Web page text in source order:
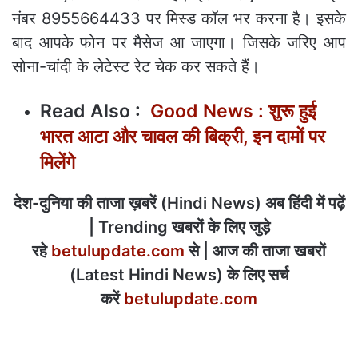
नंबर 8955664433 पर मिस्ड कॉल भर करना है। इसके
बाद आपके फोन पर मैसेज आ जाएगा। जिसके जरिए आप
सोना-चांदी के लेटेस्ट रेट चेक कर सकते हैं।
Read Also : Good News : शुरू हुई
भारत आटा और चावल की बिक्री, इन दामों पर
मिलेंगे
देश-दुनिया की ताजा ख़बरें (Hindi News) अब हिंदी में पढ़ें
| Trending खबरों के लिए जुड़े
रहे betulupdate.com से | आज की ताजा खबरों
(Latest Hindi News) के लिए सर्च
करें betulupdate.com